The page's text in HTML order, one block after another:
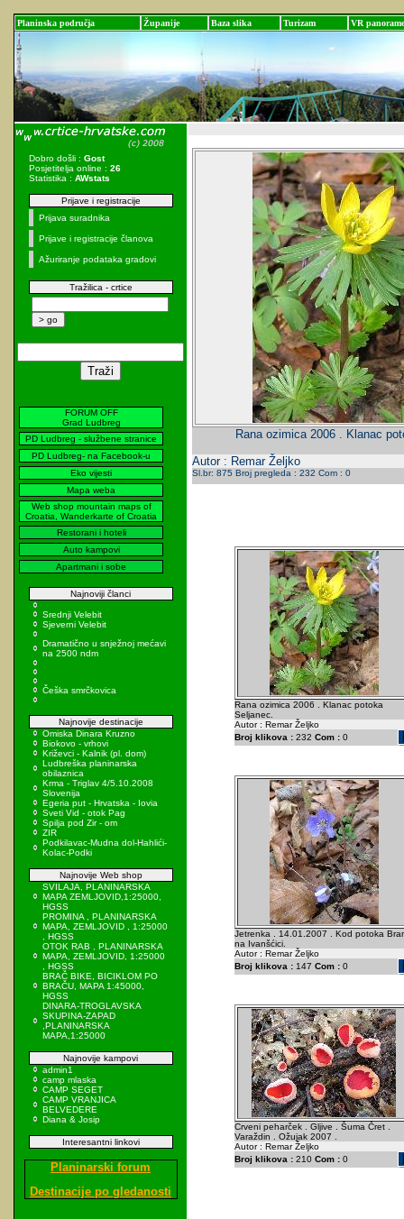
Planinska područja Županije Baza slika Turizam VR panorame
Dobro došli : Gost
Posjetitelja online : 26
Statistika : AWstats
Prijave i registracije
Prijava suradnika
Prijave i registracije članova
Ažuriranje podataka gradovi
Tražilica - crtice
FORUM OFF
Grad Ludbreg
PD Ludbreg - službene stranice
PD Ludbreg- na Facebook-u
Eko vijesti
Mapa weba
Web shop mountain maps of
Croatia, Wanderkarte of Croatia
Restorani i hoteli
Auto kampovi
Apartmani i sobe
Najnoviji članci
Srednji Velebit
Sjeverni Velebit
Dramatično u snježnoj mećavi
na 2500 ndm
Češka smrčkovica
Najnovije destinacije
Omiska Dinara Kruzno
Biokovo - vrhovi
Križevci - Kalnik (pl. dom)
Ludbreška planinarska
obilaznica
Krma - Triglav 4/5.10.2008
Slovenija
Egeria put - Hrvatska - Iovia
Sveti Vid - otok Pag
Spilja pod Zir - om
ZIR
Podkilavac-Mudna dol-Hahlići-
Kolac-Podki
Najnovije Web shop
SVILAJA, PLANINARSKA
MAPA ZEMLJOVID,1:25000,
HGSS
PROMINA , PLANINARSKA
MAPA, ZEMLJOVID , 1:25000
, HGSS
OTOK RAB , PLANINARSKA
MAPA, ZEMLJOVID, 1:25000
, HGSS
BRAČ BIKE, BICIKLOM PO
BRAČU, MAPA 1:45000,
HGSS
DINARA-TROGLAVSKA
SKUPINA-ZAPAD
,PLANINARSKA
MAPA,1:25000
Najnovije kampovi
admin1
camp mlaska
CAMP SEGET
CAMP VRANJICA
BELVEDERE
Diana & Josip
Interesantni linkovi
Planinarski forum
Destinacije po gledanosti
Rana ozimica 2006 . Klanac
Autor : Remar Željko
Sl.br: 875 Broj pregleda : 232 Com : 0
Rana ozimica 2006 . Klanac potoka
Seljanec.
Autor : Remar Željko
Broj klikova :232 Com :0
Jetrenka . 14.01.2007 . Kod potoka
na Ivanšćici.
Autor : Remar Željko
Broj klikova :147 Com :0
Crveni peharček . Gljive . Šuma Čret .
Varaždin . Ožujak 2007 .
Autor : Remar Željko
Broj klikova :210 Com :0